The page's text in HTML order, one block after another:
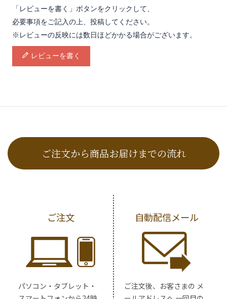
「レビューを書く」ボタンをクリックして、
必要事項をご記入の上、投稿してください。
※レビューの反映には数日ほどかかる場合がございます。
レビューを書く
ご注文から商品お届けまでの流れ
ご注文
パソコン・タブレット・
自動配信メール
ご注文後、お客さまの メ